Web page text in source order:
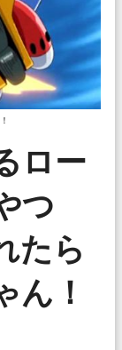
ロー
つ
たら
ん！